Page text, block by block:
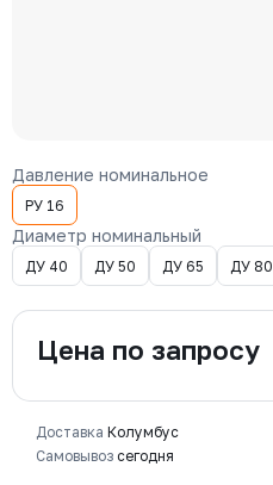
Давление номинальное
РУ 16
Диаметр номинальный
ДУ 40 ДУ 50 ДУ 65 ДУ 80
Цена по запросу
Доставка Колумбус
Самовывоз сегодня